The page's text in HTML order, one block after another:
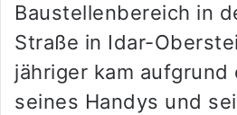
Baustellenbereich in
Straße in Idar-
jähriger kam aufgrund
seines Handys und